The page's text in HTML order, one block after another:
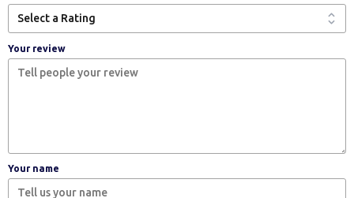
Your review
Your name